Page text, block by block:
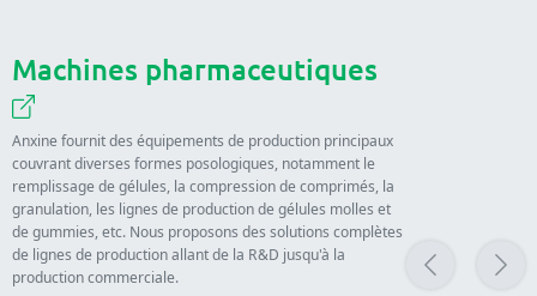
Machines pharmaceutiques
Anxine fournit des équipements de production principaux
couvrant diverses formes posologiques, notamment le
remplissage de gélules, la compression de comprimés, la
granulation, les lignes de production de gélules molles et
de gummies, etc. Nous proposons des solutions complètes
de lignes de production allant de la R&D jusqu'à la
production commerciale.